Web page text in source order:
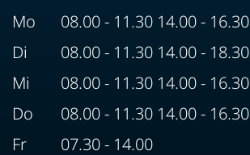
Mo
08.00 - 11.30 14.00 - 16.30
Di
08.00 - 11.30 14.00 - 18.30
Mi
08.00 - 11.30 14.00 - 16.30
Do
08.00 - 11.30 14.00 - 16.30
Fr
07.30 - 14.00